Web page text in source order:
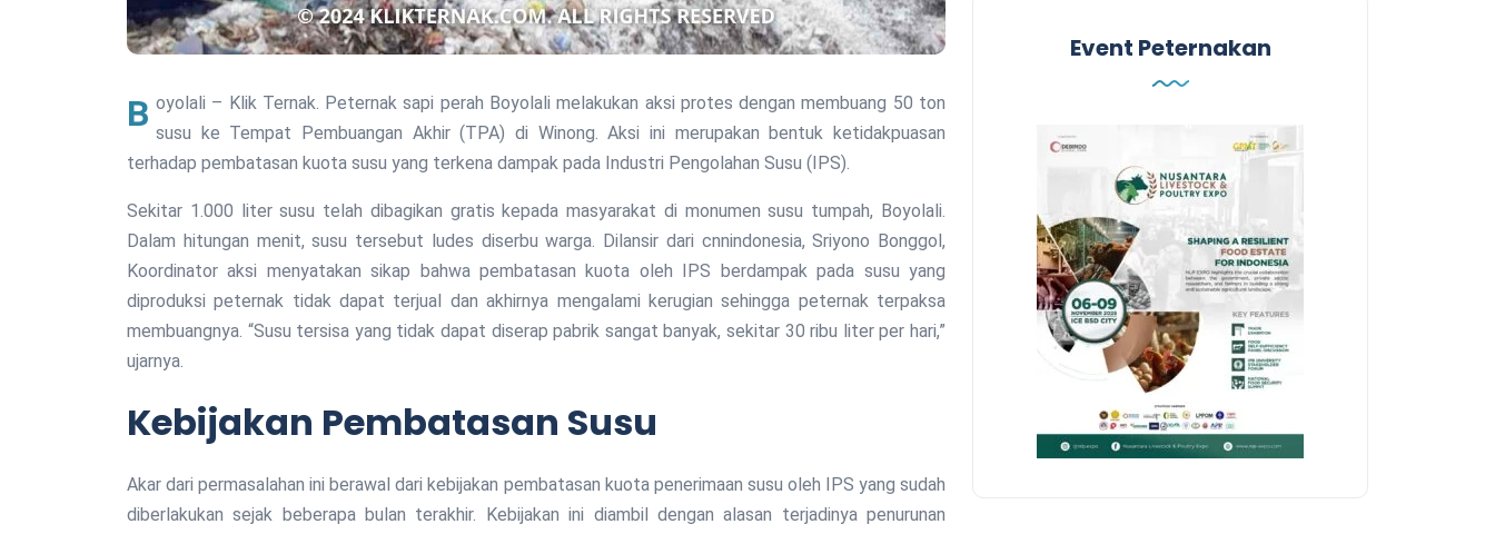
Boyolali – Klik Ternak. Peternak sapi perah Boyolali melakukan aksi protes dengan membuang 50 ton susu ke Tempat Pembuangan Akhir (TPA) di Winong. Aksi ini merupakan bentuk ketidakpuasan
terhadap pembatasan kuota susu yang terkena dampak pada Industri Pengolahan Susu (IPS).
Sekitar 1.000 liter susu telah dibagikan gratis kepada masyarakat di monumen susu tumpah, Boyolali.
Dalam hitungan menit, susu tersebut ludes diserbu warga. Dilansir dari cnnindonesia, Sriyono Bonggol,
Koordinator aksi menyatakan sikap bahwa pembatasan kuota oleh IPS berdampak pada susu yang
diproduksi peternak tidak dapat terjual dan akhirnya mengalami kerugian sehingga peternak terpaksa
membuangnya. “Susu tersisa yang tidak dapat diserap pabrik sangat banyak, sekitar 30 ribu liter per hari,”
ujarnya.
Kebijakan Pembatasan Susu
Akar dari permasalahan ini berawal dari kebijakan pembatasan kuota penerimaan susu oleh IPS yang sudah
diberlakukan sejak beberapa bulan terakhir. Kebijakan ini diambil dengan alasan terjadinya penurunan
Event Peternakan